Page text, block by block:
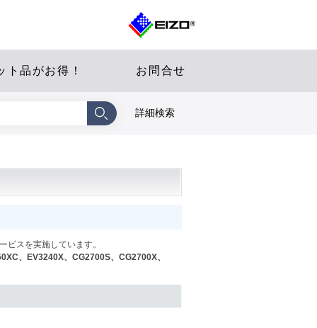
ト品がお得！ お問合せ
詳細検索
ビスを実施しています。
、EV3240X、CG2700S、CG2700X、